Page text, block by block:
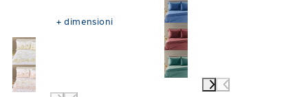
+dimensioni